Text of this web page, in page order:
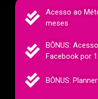
Acesso ao
meses
BÔNUS:
Facebook por
BÔNUS: